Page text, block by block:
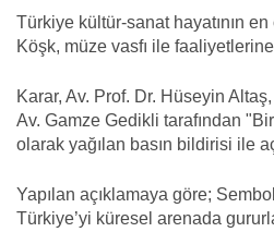
Türkiye kültür-sanat hayatının
Köşk, müze vasfı ile
Karar, Av. Prof. Dr. Hüseyin
Av. Gamze Gedikli tarafından
olarak yağılan basın bildirisi ile
Yapılan açıklamaya göre;
Türkiye’yi küresel arenada